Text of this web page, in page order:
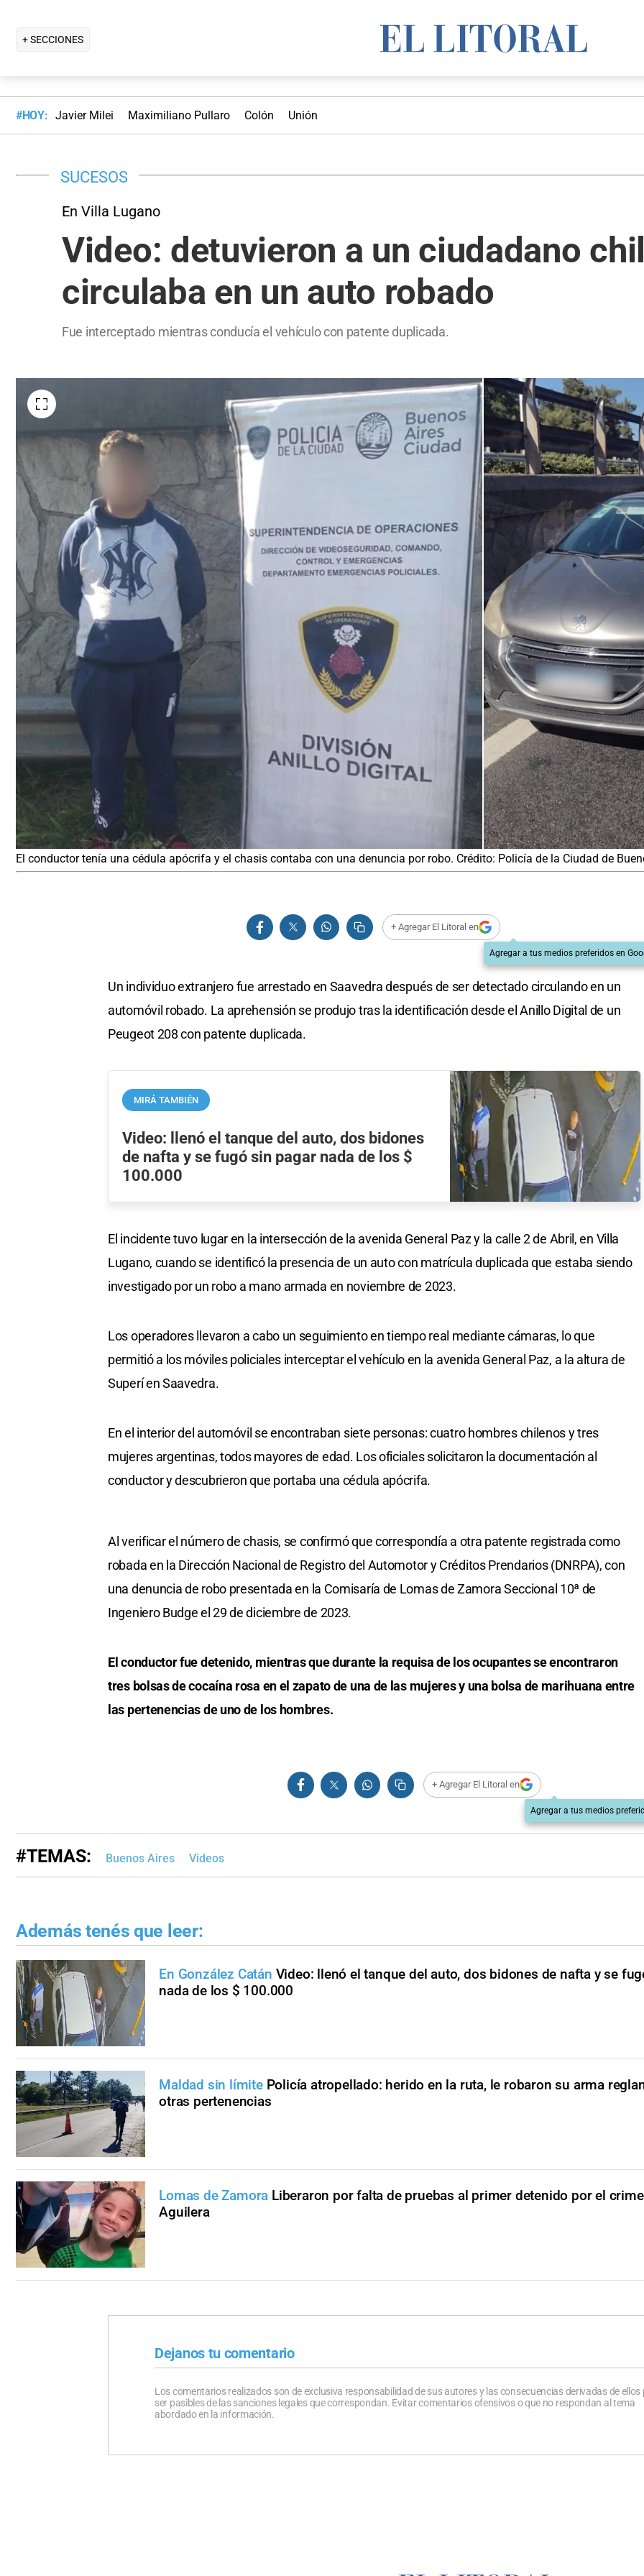
+ SECCIONES
#HOY: Javier Milei Maximiliano Pullaro Colón Unión
SUCESOS
En Villa Lugano
Video: detuvieron a un ciudadano
circulaba en un auto robado
Fue interceptado mientras conducía el vehículo con patente duplicada.
El conductor tenía una cédula apócrifa y el chasis contaba con una denuncia por robo. Crédito: Policía de la Ciudad de
+ Agregar El Litoral en
Agregar a tus medios preferidos en
Un individuo extranjero fue arrestado en Saavedra después de ser detectado circulando en un
automóvil robado. La aprehensión se produjo tras la identificación desde el Anillo Digital de un
Peugeot 208 con patente duplicada.
MIRÁ TAMBIÉN
Video: llenó el tanque del auto, dos bidones
de nafta y se fugó sin pagar nada de los $
100.000
El incidente tuvo lugar en la intersección de la avenida General Paz y la calle 2 de Abril, en Villa
Lugano, cuando se identificó la presencia de un auto con matrícula duplicada que estaba siendo
investigado por un robo a mano armada en noviembre de 2023.
Los operadores llevaron a cabo un seguimiento en tiempo real mediante cámaras, lo que
permitió a los móviles policiales interceptar el vehículo en la avenida General Paz, a la altura de
Superí en Saavedra.
En el interior del automóvil se encontraban siete personas: cuatro hombres chilenos y tres
mujeres argentinas, todos mayores de edad. Los oficiales solicitaron la documentación al
conductor y descubrieron que portaba una cédula apócrifa.
Al verificar el número de chasis, se confirmó que correspondía a otra patente registrada como
robada en la Dirección Nacional de Registro del Automotor y Créditos Prendarios (DNRPA), con
una denuncia de robo presentada en la Comisaría de Lomas de Zamora Seccional 10ª de
Ingeniero Budge el 29 de diciembre de 2023.
El conductor fue detenido, mientras que durante la requisa de los ocupantes se encontraron
tres bolsas de cocaína rosa en el zapato de una de las mujeres y una bolsa de marihuana entre
las pertenencias de uno de los hombres.
+ Agregar El Litoral en
Agregar a tus medios
#TEMAS: Buenos Aires Videos
Además tenés que leer:
En González Catán Video: llenó el tanque del auto, dos bidones de nafta y se
nada de los $ 100.000
Maldad sin límite Policía atropellado: herido en la ruta, le robaron su arma
otras pertenencias
Lomas de Zamora Liberaron por falta de pruebas al primer detenido por el
Aguilera
Dejanos tu comentario
Los comentarios realizados son de exclusiva responsabilidad de sus autores y las consecuencias derivadas de ellos
ser pasibles de las sanciones legales que correspondan. Evitar comentarios ofensivos o que no respondan al tema
abordado en la información.